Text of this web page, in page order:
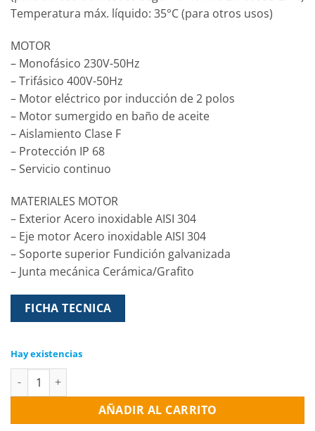
Temperatura máx. líquido: 35°C (para otros usos)
MOTOR
– Monofásico 230V-50Hz
– Trifásico 400V-50Hz
– Motor eléctrico por inducción de 2 polos
– Motor sumergido en baño de aceite
– Aislamiento Clase F
– Protección IP 68
– Servicio continuo
MATERIALES MOTOR
– Exterior Acero inoxidable AISI 304
– Eje motor Acero inoxidable AISI 304
– Soporte superior Fundición galvanizada
– Junta mecánica Cerámica/Grafito
FICHA TECNICA
Hay existencias
Motor sumergible SPERONI 0.75HP, 3x220v cantidad
AÑADIR AL CARRITO